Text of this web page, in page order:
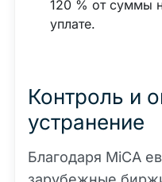
120 % от суммы
уплате.
Контроль и
устранение
Благодаря MiCA